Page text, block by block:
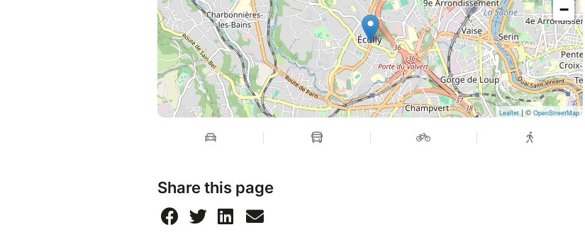
−
Leaflet| ©OpenStreetMap
Share this page